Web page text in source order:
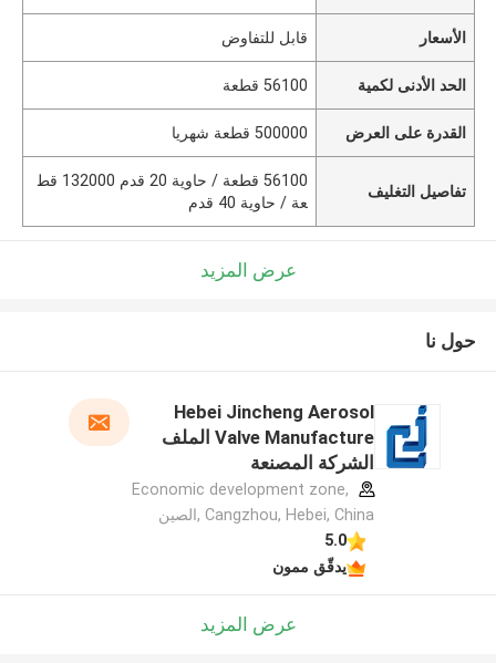
الأسعار قابل للتفاوض
الحد الأدنى لكمية 56100 قطعة
القدرة على العرض 500000 قطعة شهريا
تفاصيل التغليف
56100 قطعة / حاوية 20 قدم 132000 قط
عة / حاوية 40 قدم
عرض المزيد
حول نا
Hebei Jincheng Aerosol
Valve Manufacture الملف
الشركة المصنعة
Economic development zone,
Cangzhou, Hebei, China ,الصين
5.0
يدقّق ممون
عرض المزيد